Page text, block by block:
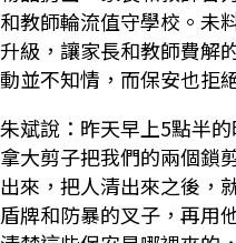
和教師輪流值守學校。未
升級，讓家長和教師費解
動並不知情，而保安也拒
朱斌說：昨天早上5點半
拿大剪子把我們的兩個鎖
出來，把人清出來之後，
盾牌和防暴的叉子，再用